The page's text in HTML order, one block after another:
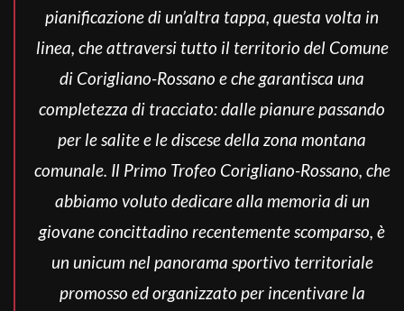
pianificazione di un’altra tappa, questa volta in
linea, che attraversi tutto il territorio del Comune
di Corigliano-Rossano e che garantisca una
completezza di tracciato: dalle pianure passando
per le salite e le discese della zona montana
comunale. Il Primo Trofeo Corigliano-Rossano, che
abbiamo voluto dedicare alla memoria di un
giovane concittadino recentemente scomparso, è
un unicum nel panorama sportivo territoriale
promosso ed organizzato per incentivare la